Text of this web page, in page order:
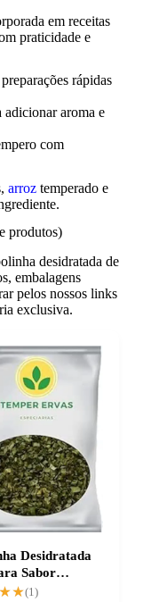
em receitas
praticidade e
rápidas
adicionar aroma e
com
arroz temperado e
produtos)
desidratada de
embalagens
pelos nossos links
exclusiva.
Desidratada
Sabor
e Praticidade
(1)